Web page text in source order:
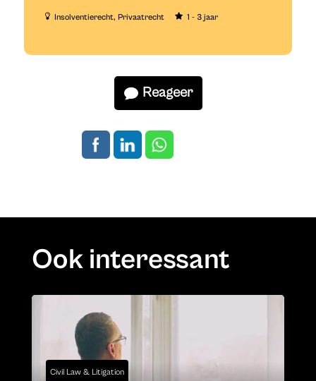
Insolventierecht Privaatrecht 1 - 3 jaar
Reageer
Ook interessant
Civil Law & Litigation